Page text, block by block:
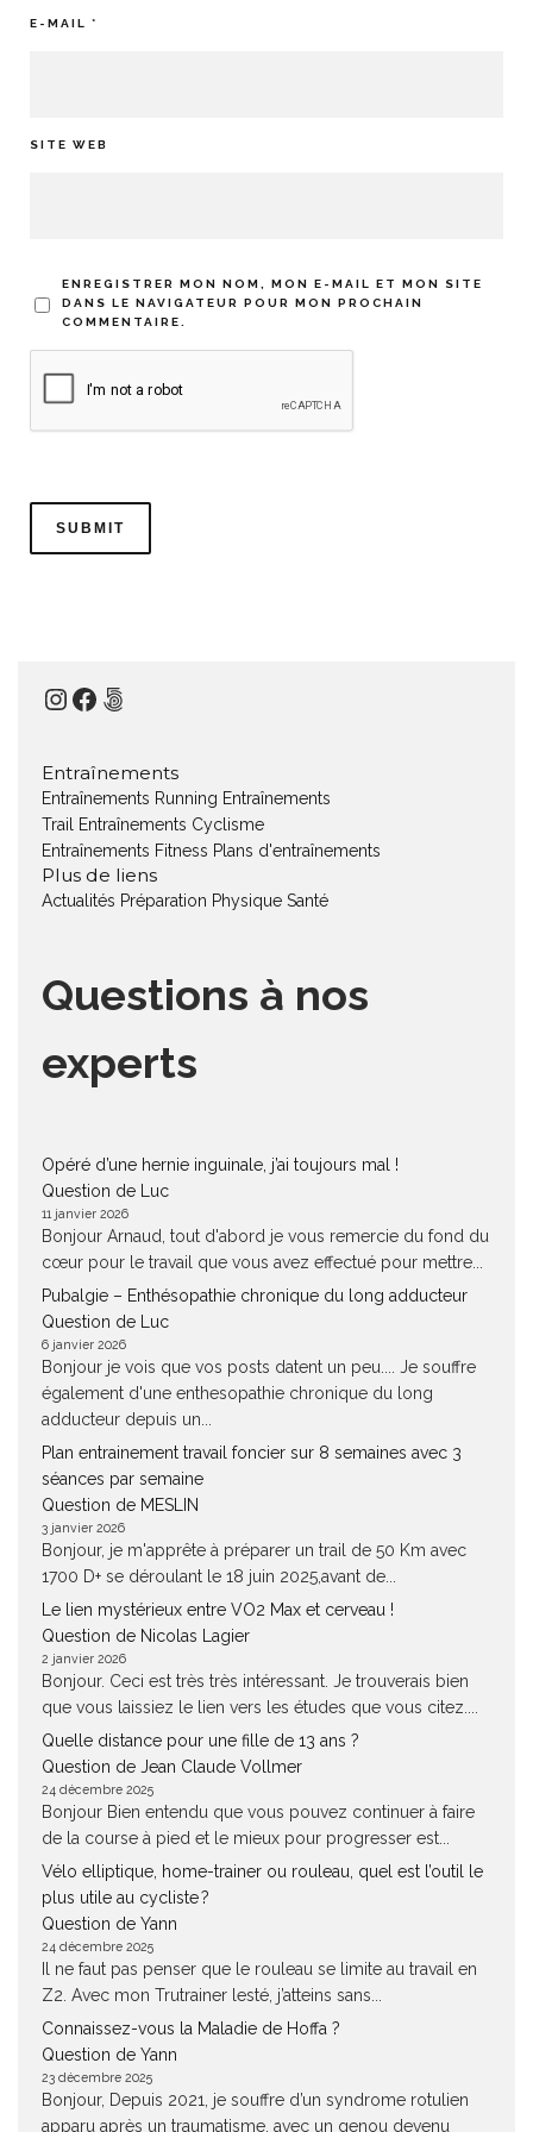
E-MAIL *
SITE WEB
ENREGISTRER MON NOM, MON E-MAIL ET MON SITE
DANS LE NAVIGATEUR POUR MON PROCHAIN
COMMENTAIRE.
Instagram
Facebook
500px
Entraînements
Entraînements Running Entraînements
Trail
Entraînements Cyclisme
Entraînements Fitness Plans d'entraînements
Plus de liens
Actualités Préparation Physique Santé
Questions à nos
experts
Opéré d’une hernie inguinale, j’ai toujours mal !
Question de Luc
11 janvier 2026
Bonjour Arnaud, tout d'abord je vous remercie du fond du
cœur pour le travail que vous avez effectué pour mettre...
Pubalgie – Enthésopathie chronique du long adducteur
Question de Luc
6 janvier 2026
Bonjour je vois que vos posts datent un peu.... Je souffre
également d'une enthesopathie chronique du long
adducteur depuis un...
Plan entrainement travail foncier sur 8 semaines avec 3
séances par semaine
Question de MESLIN
3 janvier 2026
Bonjour, je m'apprête à préparer un trail de 50 Km avec
1700 D+ se déroulant le 18 juin 2025,avant de...
Le lien mystérieux entre VO2 Max et cerveau !
Question de Nicolas Lagier
2 janvier 2026
Bonjour. Ceci est très très intéressant. Je trouverais bien
que vous laissiez le lien vers les études que vous citez....
Quelle distance pour une fille de 13 ans ?
Question de Jean Claude Vollmer
24 décembre 2025
Bonjour Bien entendu que vous pouvez continuer à faire
de la course à pied et le mieux pour progresser est...
Vélo elliptique, home-trainer ou rouleau, quel est l’outil le
plus utile au cycliste ?
Question de Yann
24 décembre 2025
Il ne faut pas penser que le rouleau se limite au travail en
Z2. Avec mon Trutrainer lesté, j’atteins sans...
Connaissez-vous la Maladie de Hoffa ?
Question de Yann
23 décembre 2025
Bonjour, Depuis 2021, je souffre d’un syndrome rotulien
apparu après un traumatisme, avec un genou devenu